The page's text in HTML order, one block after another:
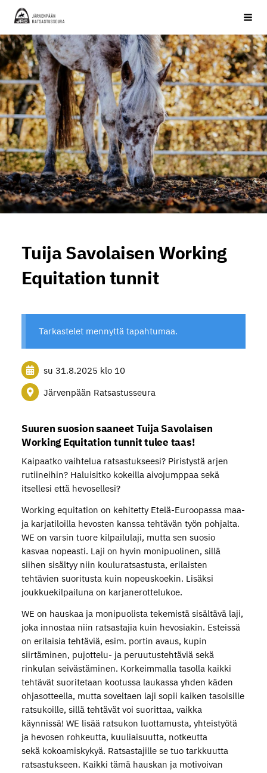
Siirry
sivun
sisältöön
JRS ry
Tuija Savolaisen Working
Equitation tunnit
Tarkastelet mennyttä tapahtumaa.
su 31.8.2025 klo 10
Järvenpään Ratsastusseura
Suuren suosion saaneet Tuija Savolaisen
Working Equitation tunnit tulee taas!
Kaipaatko vaihtelua ratsastukseesi? Piristystä arjen
rutiineihin? Haluisitko kokeilla aivojumppaa sekä
itsellesi että hevosellesi?
Working equitation on kehitetty Etelä-Euroopassa maa-
ja karjatiloilla hevosten kanssa tehtävän työn pohjalta.
WE on varsin tuore kilpailulaji, mutta sen suosio
kasvaa nopeasti. Laji on hyvin monipuolinen, sillä
siihen sisältyy niin kouluratsastusta, erilaisten
tehtävien suoritusta kuin nopeuskoekin. Lisäksi
joukkuekilpailuna on karjanerottelukoe.
WE on hauskaa ja monipuolista tekemistä sisältävä laji,
joka innostaa niin ratsastajia kuin hevosiakin. Esteissä
on erilaisia tehtäviä, esim. portin avaus, kupin
siirtäminen, pujottelu- ja peruutustehtäviä sekä
rinkulan seivästäminen. Korkeimmalla tasolla kaikki
tehtävät suoritetaan kootussa laukassa yhden käden
ohjasotteella, mutta soveltaen laji sopii kaiken tasoisille
ratsukoille, sillä tehtävät voi suorittaa, vaikka
käynnissä! WE lisää ratsukon luottamusta, yhteistyötä
ja hevosen rohkeutta, kuuliaisuutta, notkeutta
sekä kokoamiskykyä. Ratsastajille se tuo tarkkuutta
ratsastukseen. Kaikki tämä hauskan ja motivoivan